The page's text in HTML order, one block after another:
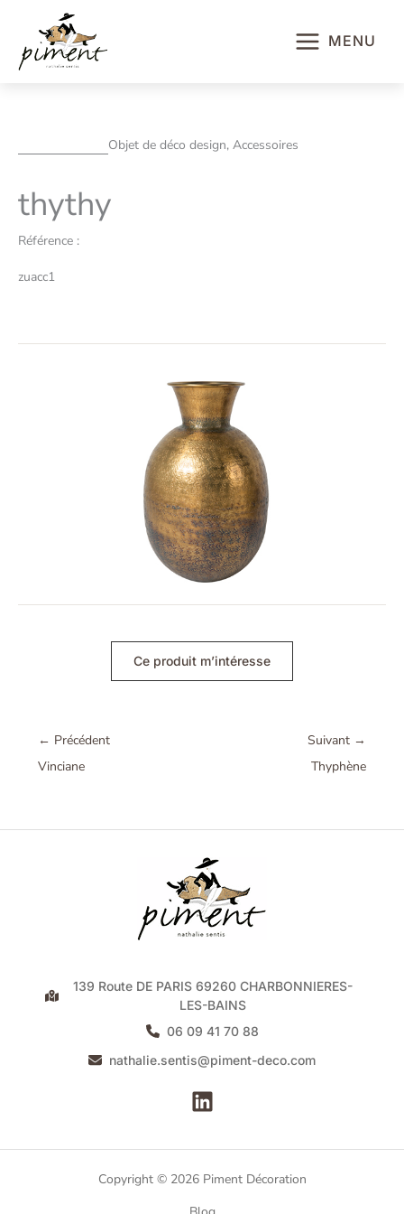
contenu
MENU
Objet de déco design, Accessoires
thythy
Référence :
zuacc1
Ce produit m’intéresse
← Précédent
Vinciane
Suivant →
Thyphène
139 Route DE PARIS 69260 CHARBONNIERES-
LES-BAINS
06 09 41 70 88
nathalie.sentis@piment-deco.com
Copyright © 2026 Piment Décoration